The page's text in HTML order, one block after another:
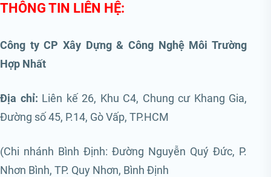
THÔNG TIN LIÊN HỆ:
Công ty CP Xây Dựng & Công Nghệ Môi Trường
Hợp Nhất
Địa chỉ: Liên kế 26, Khu C4, Chung cư Khang Gia,
Đường số 45, P.14, Gò Vấp, TP.HCM
(Chi nhánh Bình Định: Đường Nguyễn Quý Đức, P.
Nhơn Bình, TP. Quy Nhơn, Bình Định